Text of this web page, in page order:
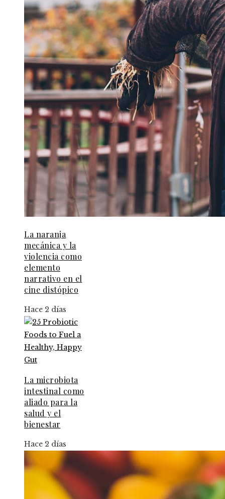
La naranja
mecánica y la
violencia como
elemento
narrativo en el
cine distópico
Hace 2 días
La microbiota
intestinal como
aliado para la
salud y el
bienestar
Hace 2 días